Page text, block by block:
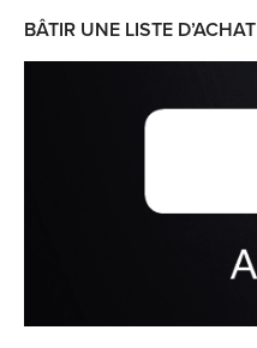
BÂTIR UNE LISTE D’ACHAT